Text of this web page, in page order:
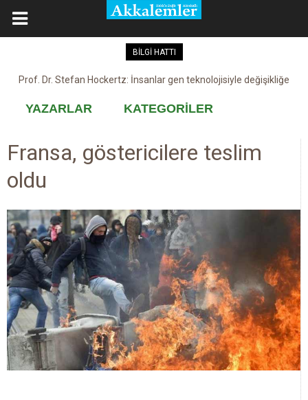
BİLGİ HATTI
Kovid-19 aşısı, devşirme ve kobay!
YAZARLAR KATEGORİLER
Fransa, göstericilere teslim
oldu